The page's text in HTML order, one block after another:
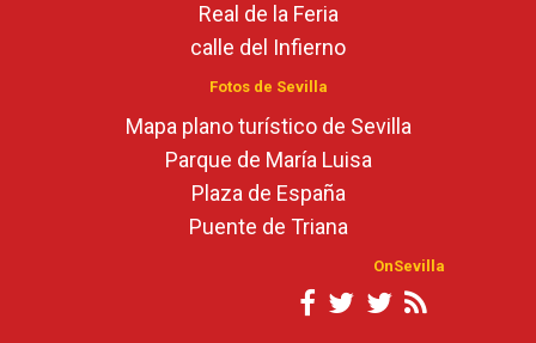
Real de la Feria
calle del Infierno
Fotos de Sevilla
Mapa plano turístico de Sevilla
Parque de María Luisa
Plaza de España
Puente de Triana
OnSevilla